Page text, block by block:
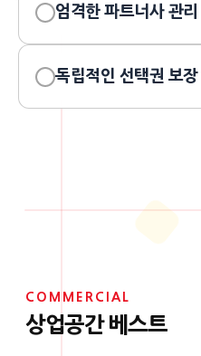
엄격한 파트너사 관리
독립적인 선택권 보장
COMMERCIAL
상업공간 베스트